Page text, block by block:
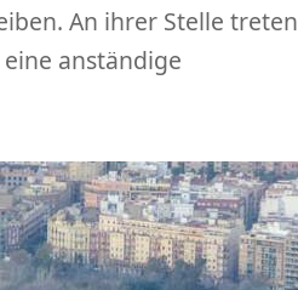
An ihrer Stelle treten
anständige